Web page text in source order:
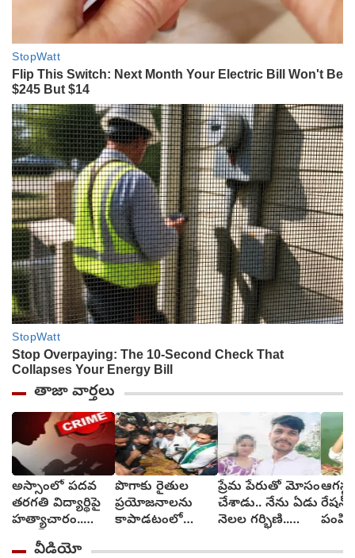
తాజా వార్తలు
అస్సాంలో పదవ
తరగతి విద్యార్థిపై
హత్యాచారం..
ఫంక్షన్‌కు వెళ్లిన
తల్లి.. మంచంపై
పొగాకు రైతుల
ప్రయోజనాలను
కాపాడటంలో
వైఎస్ జగన్
ప్రేమ పేరుతో మోసం
చేశాడు.. నేను ఏడు
నెలల గర్భిణి..
(video)
రేషన్
వీడియో